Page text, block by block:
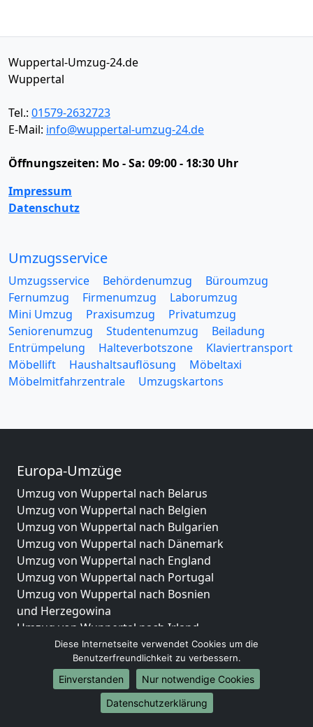
Wuppertal-Umzug-24.de
Wuppertal
Tel.: 01579-2632723
E-Mail: info@wuppertal-umzug-24.de
Öffnungszeiten: Mo - Sa: 09:00 - 18:30 Uhr
Impressum
Datenschutz
Umzugsservice
Umzugsservice Behördenumzug
Büroumzug
Fernumzug
Firmenumzug
Laborumzug
Mini Umzug
Praxisumzug
Privatumzug
Seniorenumzug
Studentenumzug
Beiladung
Entrümpelung
Halteverbotszone
Klaviertransport
Möbellift
Haushaltsauflösung
Möbeltaxi
Möbelmitfahrzentrale
Umzugskartons
Europa-Umzüge
Umzug von Wuppertal nach Belarus
Umzug von Wuppertal nach Belgien
Umzug von Wuppertal nach Bulgarien
Umzug von Wuppertal nach Dänemark
Umzug von Wuppertal nach England
Umzug von Wuppertal nach Portugal
Umzug von Wuppertal nach Bosnien
und Herzegowina
Umzug von Wuppertal nach Irland
Umzug von Wuppertal nach Lettland
Umzug von Wuppertal nach Zypern
Umzug von Wuppertal nach Kroatien
Umzug von Wuppertal nach Estland
Umzug von Wuppertal nach Finnland
Diese Internetseite verwendet Cookies um die
Benutzerfreundlichkeit zu verbessern.
Einverstanden
Nur notwendige Cookies
Datenschutzerklärung